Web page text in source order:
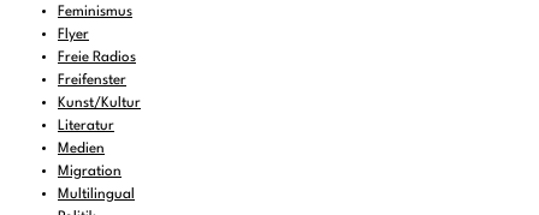
11:06
12:00 - 13:00
13:00 - 13:06
13:06
13:22 - 16:00
Feminismus
Flyer
Freie Radios
Freifenster
Kunst/Kultur
Literatur
Medien
Migration
Multilingual